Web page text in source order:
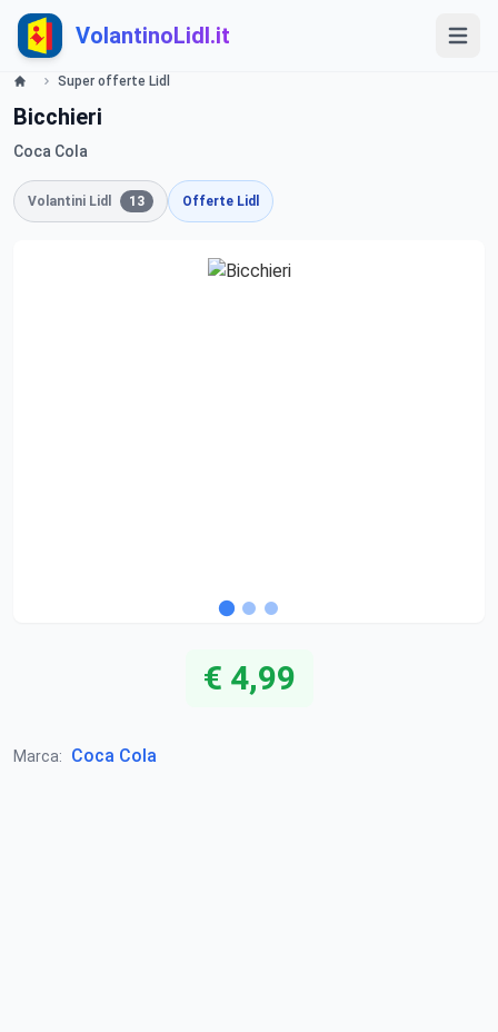
VolantinoLidl.it
Super offerte Lidl
Bicchieri
Coca Cola
Volantini Lidl 13 Offerte Lidl
€ 4,99
Marca: Coca Cola